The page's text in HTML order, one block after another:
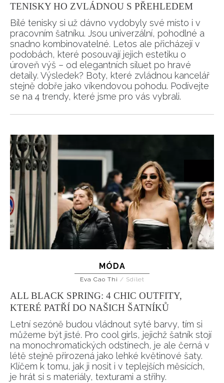
INFORMACE
REDAKCE
TENISKY HO ZVLÁDNOU S PŘEHLEDEM
Bílé tenisky si už dávno vydobyly své místo i v
pracovním šatníku. Jsou univerzální, pohodlné a
snadno kombinovatelné. Letos ale přicházejí v
podobách, které posouvají jejich estetiku o
úroveň výš – od elegantních siluet po hravé
detaily. Výsledek? Boty, které zvládnou kancelář
stejně dobře jako víkendovou pohodu. Podívejte
se na 4 trendy, které jsme pro vás vybrali.
MÓDA
Eva Cao Thi / Sdílet
ALL BLACK SPRING: 4 CHIC OUTFITY,
KTERÉ PATŘÍ DO NAŠICH ŠATNÍKŮ
Letní sezóně budou vládnout syté barvy, tím si
můžeme být jisté. Pro cool girls, jejichž šatník stojí
na monochromatických odstínech, je ale černá v
létě stejně přirozená jako lehké květinové šaty.
Klíčem k tomu, jak ji nosit i v teplejších měsících,
je hrát si s materiály, texturami a střihy.